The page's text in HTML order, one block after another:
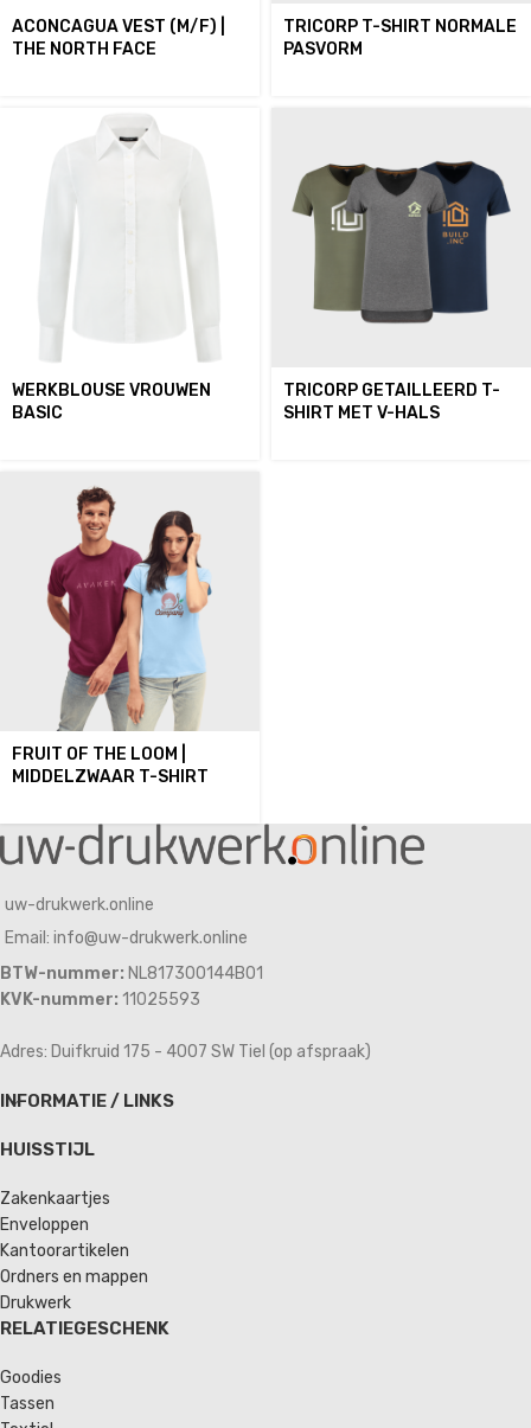
ACONCAGUA VEST (M/F) |
THE NORTH FACE
TRICORP T-SHIRT NORMALE
PASVORM
WERKBLOUSE VROUWEN
BASIC
TRICORP GETAILLEERD T-
SHIRT MET V-HALS
FRUIT OF THE LOOM |
MIDDELZWAAR T-SHIRT
uw-drukwerk.online
Email: info@uw-drukwerk.online
BTW-nummer: NL817300144B01
KVK-nummer: 11025593
Adres: Duifkruid 175 - 4007 SW Tiel (op afspraak)
INFORMATIE / LINKS
HUISSTIJL
Zakenkaartjes
Enveloppen
Kantoorartikelen
Ordners en mappen
Drukwerk
RELATIEGESCHENK
Goodies
Tassen